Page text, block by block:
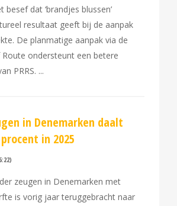
besef dat ‘brandjes blussen’
resultaat geeft bij de aanpak
De planmatige aanpak via de
Route ondersteunt een betere
PRRS.
in Denemarken daalt
in 2025
zeugen in Denemarken met
is vorig jaar teruggebracht naar